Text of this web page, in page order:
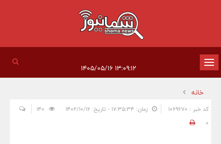
تغییر
وضعیت
ناوبری
۱۳:۰۹:۱۲ ۱۴۰۵/۰۵/۱۶
خانه
کد خبر : 1069670 زمان: ۱۷:۳۵:۳۴ - تاریخ: ۱۴۰۲/۱۰/۱۶
0